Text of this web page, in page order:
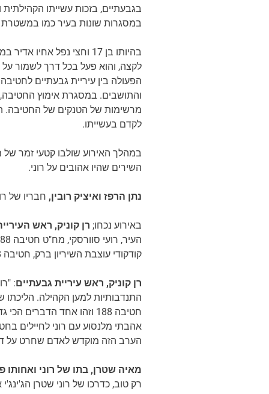
בגבעתיים, בזכות עשייתו
במסגרות שונות בעיר כמו
והתושבים. במסגרת אימוץ החטיבה,
לקדם בעשייתו.
במהלך האירוע שולבו קטעי זמר של
השירים שהיו אהובים על רוני.
נתן הרפז ואיציק רובין, חבריו של
באירוע נכחו; רן קוניק, ראש
קודקודי עוצבת השיריון ברק, חטיבה 188 – לדורותם, נציגי משטרת גבעתיים, נציגי ליונס גבעתיים, נציגי המשפחה וחברים.
רן קוניק, ראש עיריית גבעתיים:
התנדבותיות למען הקהילה. הליכתו
חטיבה 188 וזהו אחד
אהבתי מלנסוע עם רוני לחיילים
הערב הזה מוקדש לאדם שחרט על
מאיה שטרן, בתו של רוני ואחותו
רק טוב, כדרכו של רוני שטרן